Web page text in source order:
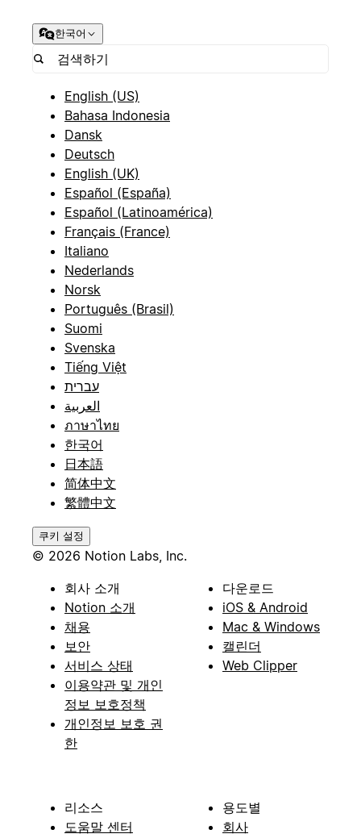
한국어
English (US)
Bahasa Indonesia
Dansk
Deutsch
English (UK)
Español (España)
Español (Latinoamérica)
Français (France)
Italiano
Nederlands
Norsk
Português (Brasil)
Suomi
Svenska
Tiếng Việt
עברית
العربية
ภาษาไทย
한국어
日本語
简体中文
繁體中文
쿠키 설정
© 2026 Notion Labs, Inc.
회사 소개
Notion 소개
채용
보안
서비스 상태
이용약관 및 개인
정보 보호정책
개인정보 보호 권
한
다운로드
iOS & Android
Mac & Windows
캘린더
Web Clipper
리소스
도움말 센터
용도별
회사